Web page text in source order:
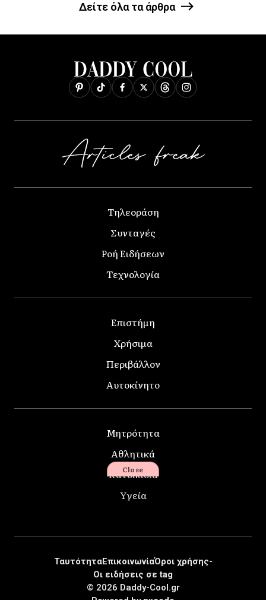
Δείτε όλα τα άρθρα
Τηλεοράση
Συνταγές
Ροή Ειδήσεων
Τεχνολογία
Επιστήμη
Χρήσιμα
Περιβάλλον
Αυτοκίνητο
Μητρότητα
Αθλητικά
Κατοικίδια
Υγεία
© 2026 Daddy-Cool.gr
ΤαυτότηταΕπικοινωνίαΌροι χρήσης-
Οι ειδήσεις σε tag
Close